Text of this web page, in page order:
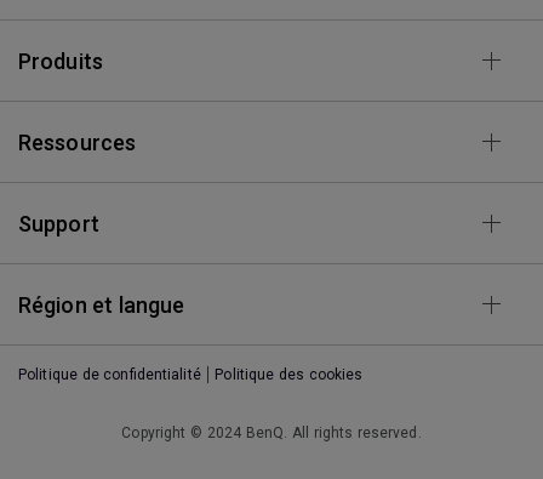
Produits
Ressources
Support
Région et langue
Politique de confidentialité Politique des cookies
Copyright © 2024 BenQ. All rights reserved.